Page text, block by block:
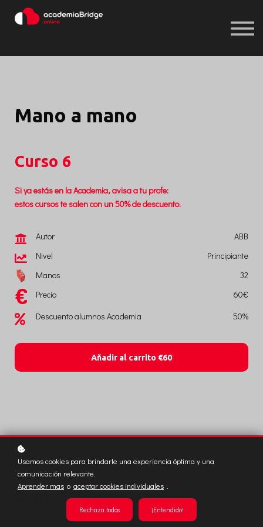
Iniciar sesión
Mano a mano
Curso 6
Si ya estás en la Academia, avisa a tu profe:
estos cursos te salen con un 50% de descuento.
Autor
ABB
Nivel
Principiante
Manos
32
Precio
60€
Descuento alumnos Academia
50%
Añadir al carrito €60
Contenido
Usamos cookies para brindarle una experiencia óptima y una
comunicación relevante.
Aprender mas o aceptar cookies individuales
Rechaza todos ¡Entendido!